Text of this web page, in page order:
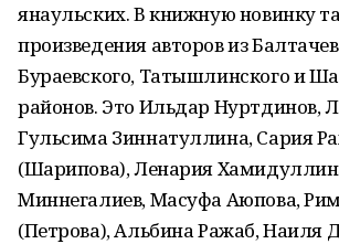
янаульских. В книжную новинку
произведения авторов из
Бураевского, Татышлинского и
районов. Это Ильдар Нуртдинов,
Гульсима Зиннатуллина, Сария
(Шарипова), Ленария
Миннегалиев, Масуфа Аюпова,
(Петрова), Альбина Ражаб, Наиля